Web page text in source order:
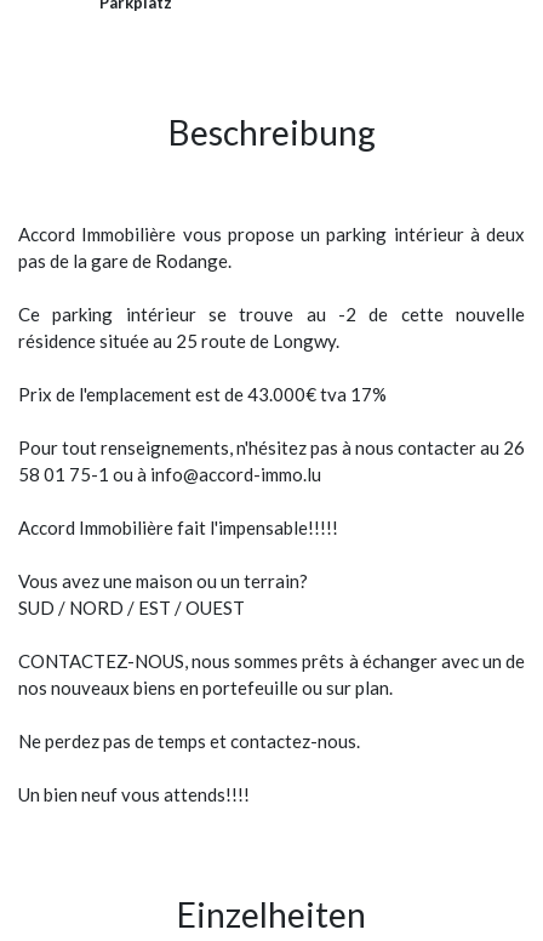
Beschreibung
Accord Immobilière vous propose un parking intérieur à deux
pas de la gare de Rodange.
Ce parking intérieur se trouve au -2 de cette nouvelle
résidence située au 25 route de Longwy.
Prix de l'emplacement est de 43.000€ tva 17%
Pour tout renseignements, n'hésitez pas à nous contacter au 26
58 01 75-1 ou à info@accord-immo.lu
Accord Immobilière fait l'impensable!!!!!
Vous avez une maison ou un terrain?
SUD / NORD / EST / OUEST
CONTACTEZ-NOUS, nous sommes prêts à échanger avec un de
nos nouveaux biens en portefeuille ou sur plan.
Ne perdez pas de temps et contactez-nous.
Un bien neuf vous attends!!!!
Einzelheiten